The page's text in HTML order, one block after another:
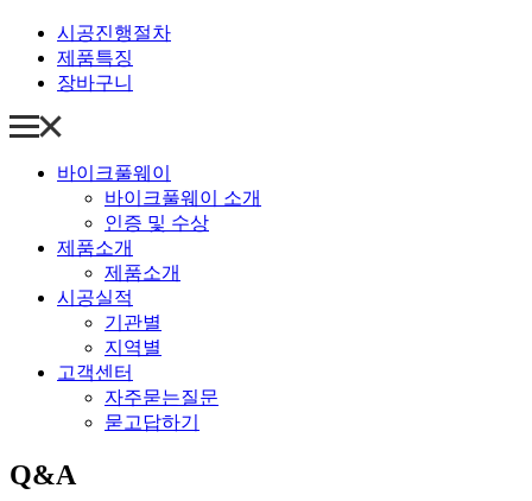
시공진행절차
제품특징
장바구니
바이크풀웨이
바이크풀웨이 소개
인증 및 수상
제품소개
제품소개
시공실적
기관별
지역별
고객센터
자주묻는질문
묻고답하기
Q&A